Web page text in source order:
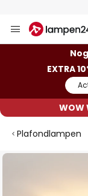
naar
EXTRA
WOW
Plafondlampen
Ga